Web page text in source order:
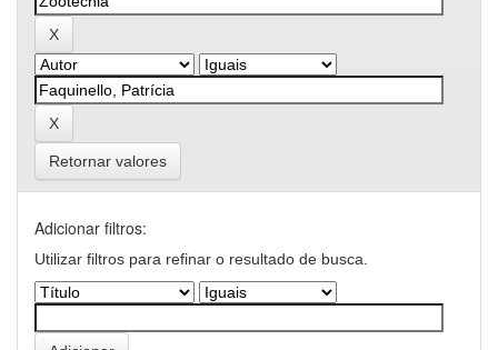
Retornar valores
Adicionar filtros:
Utilizar filtros para refinar o resultado de busca.